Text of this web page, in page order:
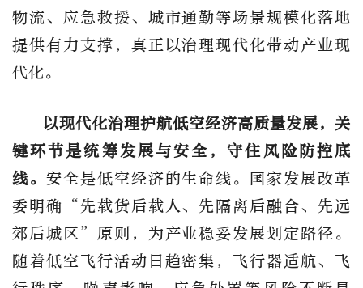
物流、应急救援、城市通勤等场景规模化落地
提供有力支撑，真正以治理现代化带动产业现
代化。
以现代化治理护航低空经济高质量发展，关
键环节是统筹发展与安全，守住风险防控底
线。 安全是低空经济的生命线。国家发展改革
委明确
“先载货后载人、先隔离后融合、先远
郊后城区”原则，为产业稳妥发展划定路径。
随着低空飞行活动日趋密集，飞行器适航、飞